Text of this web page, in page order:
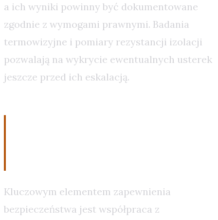
a ich wyniki powinny być dokumentowane
zgodnie z wymogami prawnymi. Badania
termowizyjne i pomiary rezystancji izolacji
pozwalają na wykrycie ewentualnych usterek
jeszcze przed ich eskalacją.
Kluczowym elementem zapewnienia
bezpieczeństwa jest współpraca z